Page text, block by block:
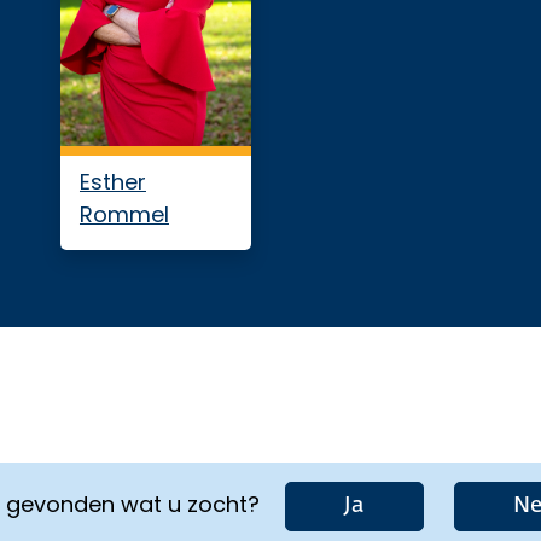
Esther
Rommel
gevonden wat u zocht? Ja